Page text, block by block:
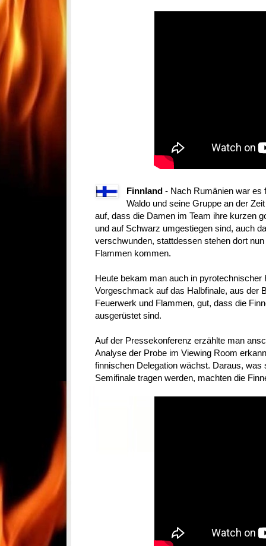
Finnland - Nach Rumänien war es
Waldo und seine Gruppe an der
auf, dass die Damen im Team ihre kurzen
und auf Schwarz umgestiegen sind, auch
verschwunden, stattdessen stehen dort
Flammen kommen.
Heute bekam man auch in pyrotechnischer
Vorgeschmack auf das Halbfinale, aus der
Feuerwerk und Flammen, gut, dass die
ausgerüstet sind.
Auf der Pressekonferenz erzählte man
Analyse der Probe im Viewing Room
finnischen Delegation wächst. Daraus, was
Semifinale tragen werden, machten die